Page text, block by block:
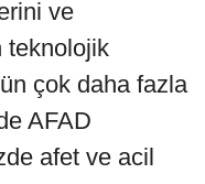
ve
teknolojik
çok daha fazla
AFAD
afet ve acil